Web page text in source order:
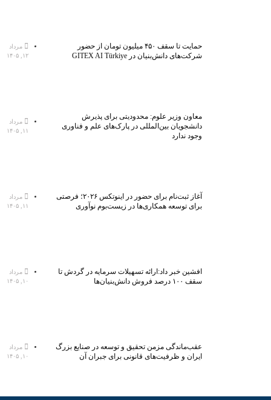
حمایت تا سقف ۴۵۰ میلیون تومان از حضور
شرکت‌های دانش‌بنیان در GITEX AI Türkiye
مرداد
معاون وزیر علوم: محدودیتی برای پذیرش
دانشجویان بین‌المللی در پارک‌های علم و فناوری
وجود ندارد
مرداد
آغاز ثبت‌نام برای حضور در اینوتکس ۲۰۲۶؛ فرصتی
برای توسعه همکاری‌ها در زیست‌بوم نوآوری
مرداد
افشین خبر داد:ارائه تسهیلات سرمایه در گردش تا
سقف ۱۰۰ درصد فروش دانش‌بنیان‌ها
مرداد
عقب‌ماندگی مزمن تحقیق و توسعه در صنایع بزرگ
ایران و ظرفیت‌های قانونی برای جبران آن
مرداد